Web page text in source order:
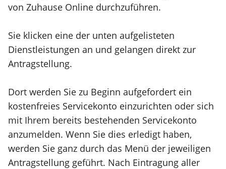
von Zuhause Online durchzuführen.
Sie klicken eine der unten aufgelisteten
Dienstleistungen an und gelangen direkt zur
Antragstellung.
Dort werden Sie zu Beginn aufgefordert ein
kostenfreies Servicekonto einzurichten oder sich
mit Ihrem bereits bestehenden Servicekonto
anzumelden. Wenn Sie dies erledigt haben,
werden Sie ganz durch das Menü der jeweiligen
Antragstellung geführt. Nach Eintragung aller